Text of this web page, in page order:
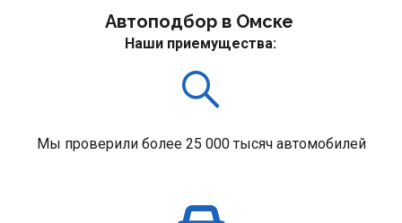
Автоподбор в Омске
Наши приемущества:
Мы проверили более 25 000 тысяч автомобилей